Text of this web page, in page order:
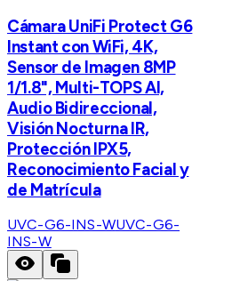
Cámara UniFi Protect G6
Instant con WiFi, 4K,
Sensor de Imagen 8MP
1/1.8", Multi-TOPS AI,
Audio Bidireccional,
Visión Nocturna IR,
Protección IPX5,
Reconocimiento Facial y
de Matrícula
UVC-G6-INS-WUVC-G6-
INS-W